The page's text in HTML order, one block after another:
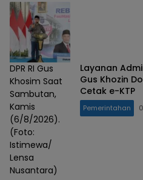
DPR RI Gus
Khosim Saat
Sambutan,
Kamis
(6/8/2026).
(Foto:
Istimewa/
Lensa
Nusantara)
Layanan
Gus Khozin
Cetak e-KTP
Pemerintahan